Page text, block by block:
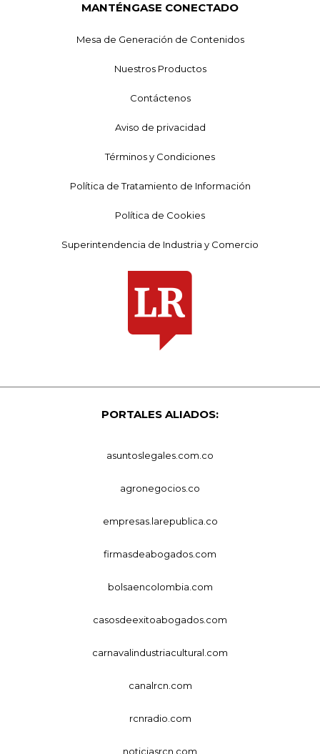
MANTÉNGASE CONECTADO
Mesa de Generación de Contenidos
Nuestros Productos
Contáctenos
Aviso de privacidad
Términos y Condiciones
Política de Tratamiento de Información
Política de Cookies
Superintendencia de Industria y Comercio
PORTALES ALIADOS:
asuntoslegales.com.co
agronegocios.co
empresas.larepublica.co
firmasdeabogados.com
bolsaencolombia.com
casosdeexitoabogados.com
carnavalindustriacultural.com
canalrcn.com
rcnradio.com
noticiasrcn.com